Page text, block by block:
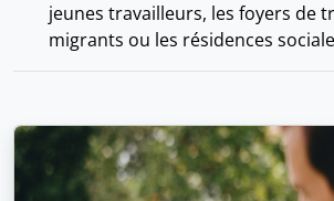
jeunes travailleurs, les foyers de
migrants ou les résidences